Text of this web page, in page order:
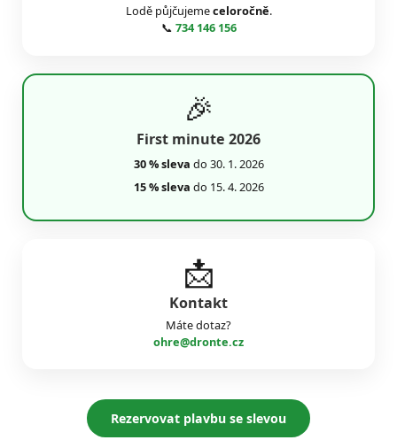
Lodě půjčujemeceloročně.
📞 734 146 156
🎉
First minute 2026
30 % sleva do 30. 1. 2026
15 % sleva do 15. 4. 2026
📩
Kontakt
Máte dotaz?
ohre@dronte.cz
Rezervovat plavbu se slevou